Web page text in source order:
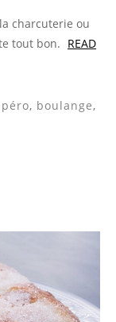
charcuterie ou
tout bon. READ
, boulange,